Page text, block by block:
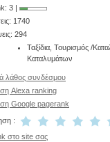
3 |
1740
294
Ταξίδια, Τουρισμός /
Καταλυμάτων
λάθος συνδέσμου
Alexa ranking
Google pagerank
:
στο site σας